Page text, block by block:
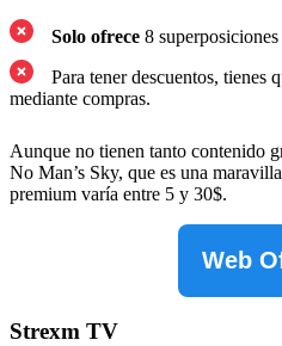
Solo ofrece 8
Para tener descuentos, tienes
mediante compras.
Aunque no tienen tanto contenido
No Man’s Sky, que es una
premium varía entre 5 y 30$.
Web
Strexm TV